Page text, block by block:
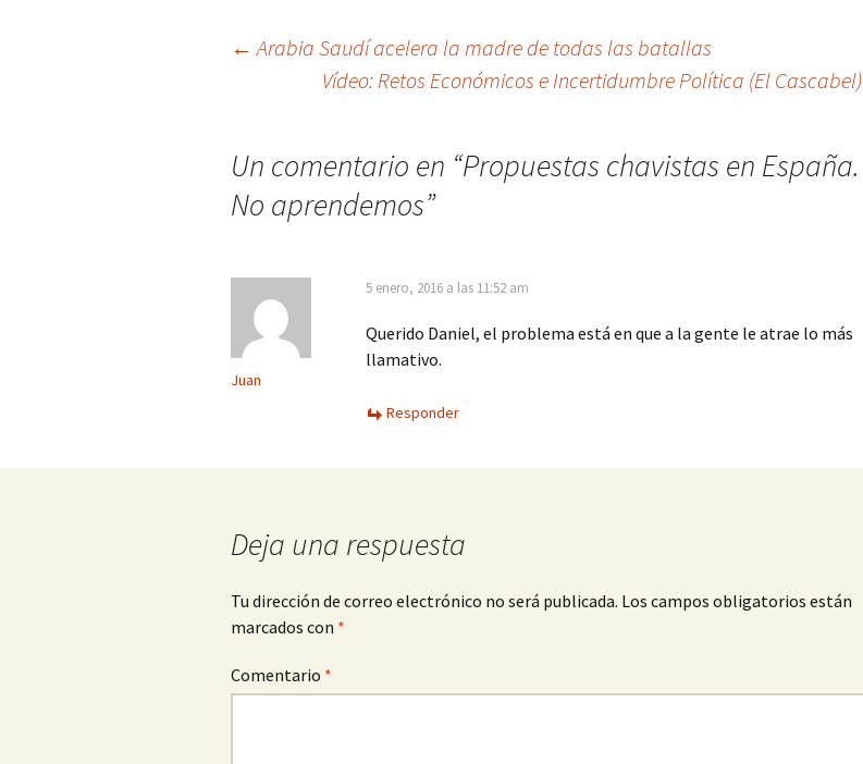
← Arabia Saudí acelera la madre de todas las batallas
Vídeo: Retos Económicos e Incertidumbre Política (El Cascabel)
Un comentario en “Propuestas chavistas en España.
No aprendemos”
Juan
5 enero, 2016 a las 11:52 am
Querido Daniel, el problema está en que a la gente le atrae lo más
llamativo.
Responder
Deja una respuesta
Tu dirección de correo electrónico no será publicada. Los campos obligatorios están
marcados con *
Comentario *